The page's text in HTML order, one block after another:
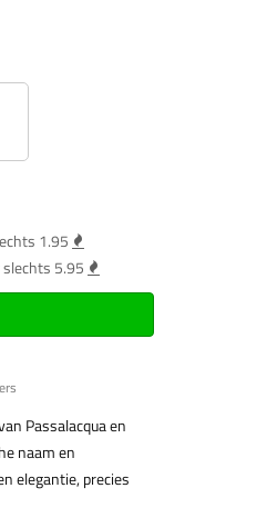
1.95
5.95
Passalacqua en
naam en
elegantie, precies